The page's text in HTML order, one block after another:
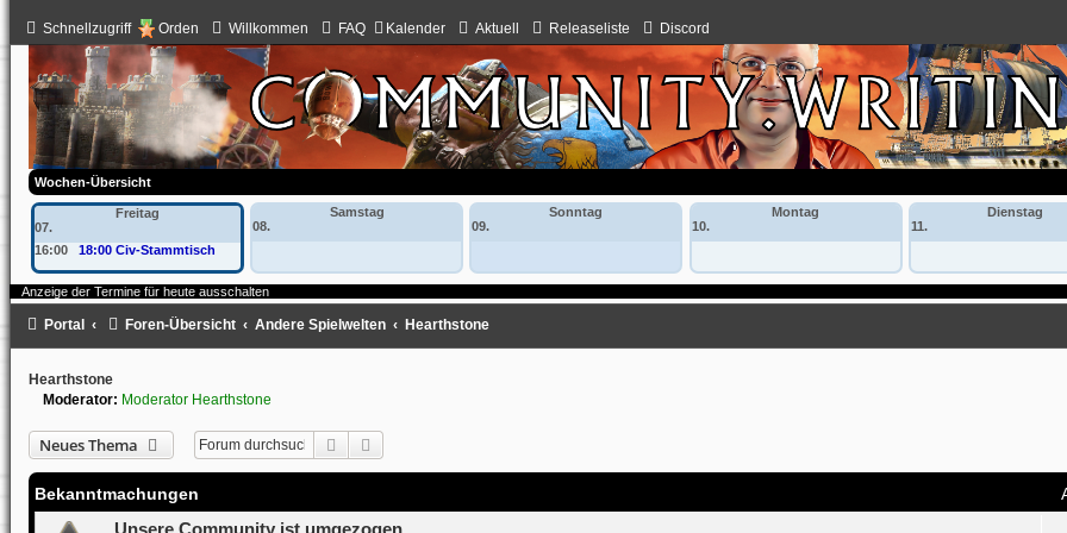
Schnellzugriff Orden Willkommen FAQ Kalender Aktuell Releaseliste Discord
Wochen-Übersicht
Freitag
07.
16:00
18:00 Civ-Stammtisch
Samstag
08.
Sonntag
09.
Montag
10.
Dienstag
11.
Anzeige der Termine für heute ausschalten
Portal Foren-Übersicht Andere Spielwelten Hearthstone
Hearthstone
Moderator: Moderator Hearthstone
Neues Thema Suche
Bekanntmachungen